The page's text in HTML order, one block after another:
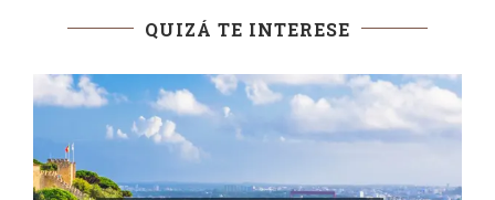
QUIZÁ TE INTERESE